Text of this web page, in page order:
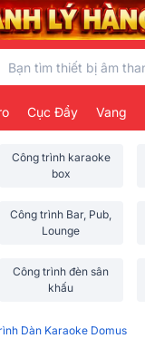
Cục Đẩy Vang
Công trình karaoke
box
Công trình Bar, Pub,
Lounge
Công trình đèn sân
khấu
Dàn Karaoke Domus